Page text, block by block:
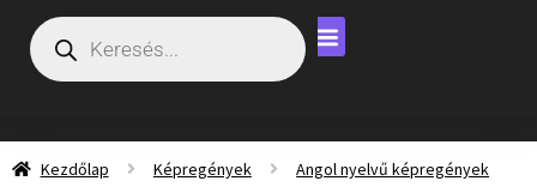
Kezdőlap Képregények
Angol nyelvű képregények